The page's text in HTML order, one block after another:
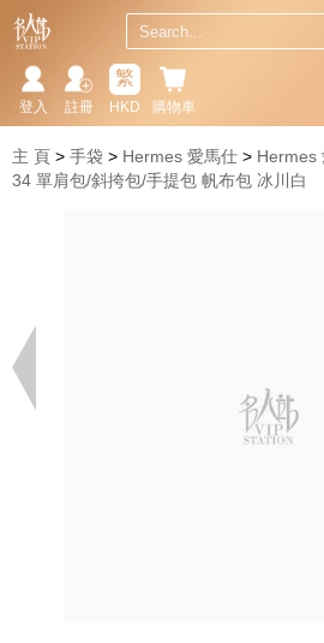
購物車
繁
HKD
註冊
登入
主 頁 手袋 Hermes 愛馬仕
Hermes
34 單肩包/斜挎包/手提包 帆布包 冰川白